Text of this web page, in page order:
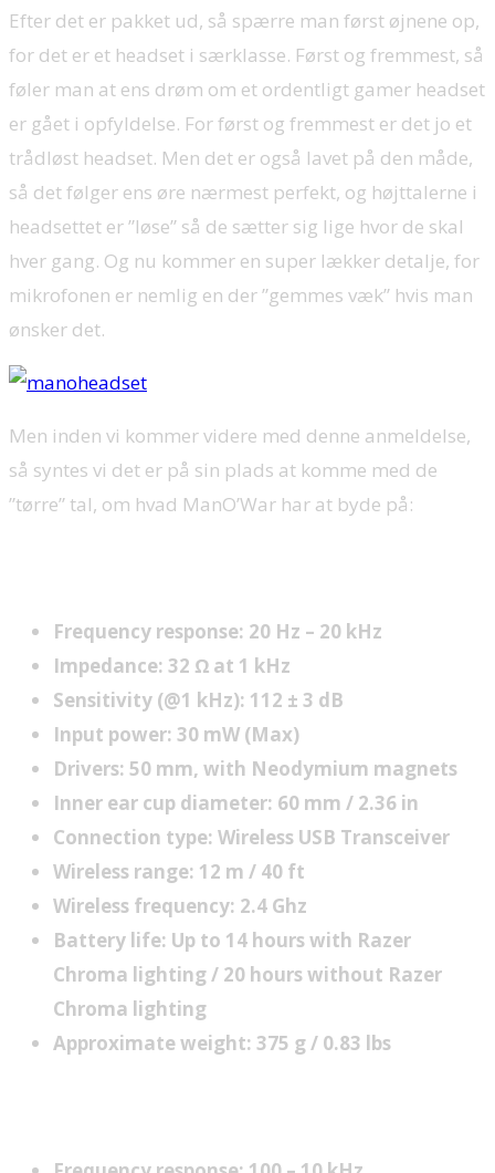
Efter det er pakket ud, så spærre man først øjnene op,
for det er et headset i særklasse. Først og fremmest, så
føler man at ens drøm om et ordentligt gamer headset
er gået i opfyldelse. For først og fremmest er det jo et
trådløst headset. Men det er også lavet på den måde,
så det følger ens øre nærmest perfekt, og højttalerne i
headsettet er ”løse” så de sætter sig lige hvor de skal
hver gang. Og nu kommer en super lækker detalje, for
mikrofonen er nemlig en der ”gemmes væk” hvis man
ønsker det.
Men inden vi kommer videre med denne anmeldelse,
så syntes vi det er på sin plads at komme med de
”tørre” tal, om hvad ManO’War har at byde på:
Frequency response: 20 Hz – 20 kHz
Impedance: 32 Ω at 1 kHz
Sensitivity (@1 kHz): 112 ± 3 dB
Input power: 30 mW (Max)
Drivers: 50 mm, with Neodymium magnets
Inner ear cup diameter: 60 mm / 2.36 in
Connection type: Wireless USB Transceiver
Wireless range: 12 m / 40 ft
Wireless frequency: 2.4 Ghz
Battery life: Up to 14 hours with Razer
Chroma lighting / 20 hours without Razer
Chroma lighting
Approximate weight: 375 g / 0.83 lbs